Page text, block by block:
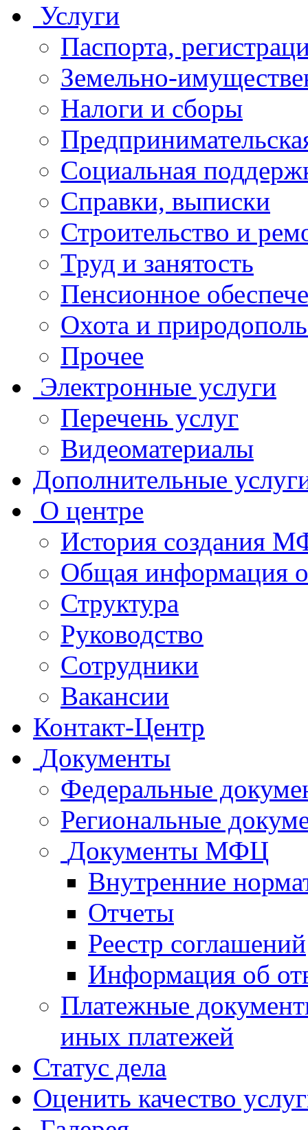
Услуги
Паспорта,
Земельно-
Налоги и сборы
Социальная
Справки, выписки
Строительство и
Труд и занятость
Пенсионное
Охота и
Прочее
Электронные услуги
Перечень услуг
Видеоматериалы
Дополнительные
О центре
История создания
Общая
Структура
Руководство
Сотрудники
Вакансии
Контакт-Центр
Документы
Федеральные
Региональные
Документы МФЦ
Внутренние
Отчеты
Реестр соглашений
Информация об
Платежные
иных платежей
Статус дела
Оценить качество